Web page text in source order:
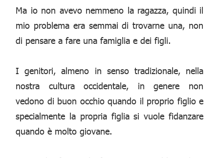
Ma io non avevo nemmeno la ragazza, quindi il
mio problema era semmai di trovarne una, non
di pensare a fare una famiglia e dei figli.
I genitori, almeno in senso tradizionale, nella
nostra cultura occidentale, in genere non
vedono di buon occhio quando il proprio figlio e
specialmente la propria figlia si vuole fidanzare
quando è molto giovane.